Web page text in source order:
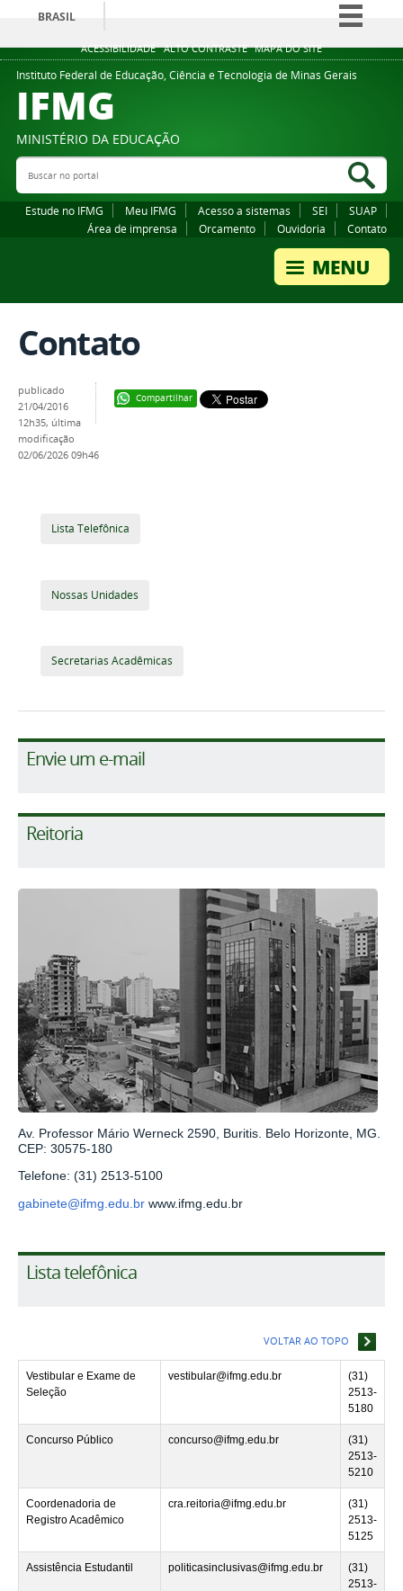
ACESSIBILIDADE ALTO CONTRASTE MAPA DO SITE
BRASIL
Simplifique!
Comunica BR
Legislação
Instituto Federal de Educação, Ciência e Tecnologia de Minas Gerais
IFMG
MINISTÉRIO DA EDUCAÇÃO
Buscar no portal
Estude no IFMG Meu IFMG Acesso a sistemas SEI
SUAP
Área de imprensa
Orcamento Ouvidoria Contato
Contato
Compartilhar
publicado
21/04/2016
12h35, última
modificação
02/06/2026 09h46
Lista Telefônica
Nossas Unidades
Secretarias Acadêmicas
Envie um e-mail
Reitoria
Av. Professor Mário Werneck 2590, Buritis. Belo Horizonte, MG.
CEP: 30575-180
Telefone: (31) 2513-5100
gabinete@ifmg.edu.br www.ifmg.edu.br
Lista telefônica
VOLTAR AO TOPO
Vestibular e Exame de
Seleção
vestibular@ifmg.edu.br
(31)
2513-
5180
Concurso Público concurso@ifmg.edu.br
(31)
2513-
5210
Coordenadoria de
Registro Acadêmico
cra.reitoria@ifmg.edu.br
(31)
2513-
5125
Assistência Estudantil politicasinclusivas@ifmg.edu.br
(31)
2513-